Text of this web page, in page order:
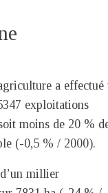
a effectué
exploitations
moins de 20 %
(-0,5 % / 2000).
millier